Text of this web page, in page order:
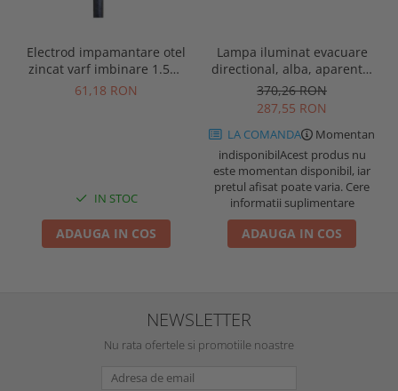
Electrod impamantare otel
zincat varf imbinare 1.5m,
se vand pachet de 10 bucati
61,18 RON
IN STOC
ADAUGA IN COS
Lampa iluminat evacuare
directional, alba, aparenta,
3 ore, 3W, mentinut, test
automat, IP20, Intelight
90385
370,26 RON
287,55 RON
LA COMANDA
Momentan
indisponibilAcest produs nu
este momentan disponibil, iar
pretul afisat poate varia. Cere
informatii suplimentare
ADAUGA IN COS
NEWSLETTER
Nu rata ofertele si promotiile noastre